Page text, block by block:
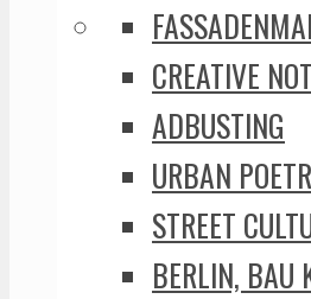
CREATIVE
ADBUSTING
URBAN
STREET
BERLIN, BAU